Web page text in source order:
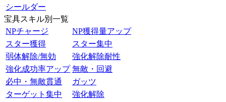
シールダー
宝具スキル別一覧
NPチャージ
NP獲得量アップ
スター獲得
スター集中
弱体解除/無効
強化解除耐性
強化成功率アップ 無敵・回避
必中・無敵貫通
ガッツ
ターゲット集中
強化解除